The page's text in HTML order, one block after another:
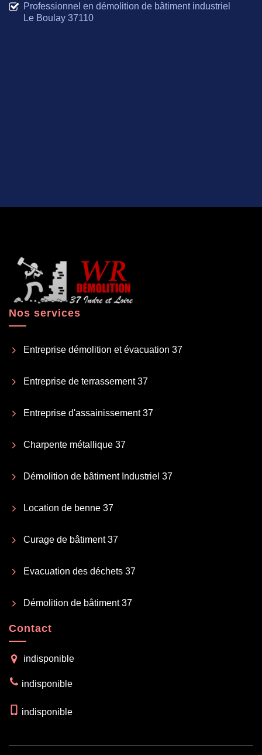
Professionnel en démolition de bâtiment industriel
Le Boulay 37110
Nos services
Entreprise démolition et évacuation 37
Entreprise de terrassement 37
Entreprise d'assainissement 37
Charpente métallique 37
Démolition de bâtiment Industriel 37
Location de benne 37
Curage de bâtiment 37
Evacuation des déchets 37
Démolition de bâtiment 37
Contact
indisponible
indisponible
indisponible